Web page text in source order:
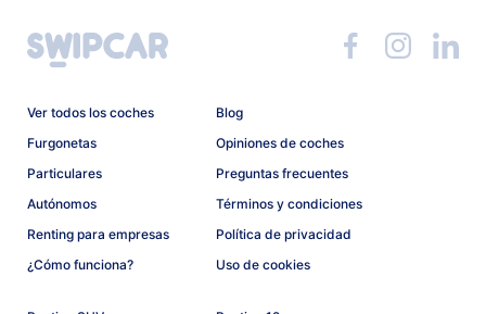
Ver todos los coches
Furgonetas
Particulares
Autónomos
Renting para empresas
¿Cómo funciona?
Blog
Opiniones de coches
Preguntas frecuentes
Términos y condiciones
Política de privacidad
Uso de cookies